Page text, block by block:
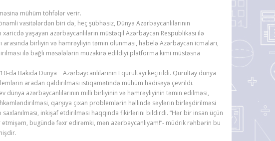
mühüm töhfələr verir.
vasitələrdən biri də, heç şübhəsiz, Dünya Azərbaycanlılarının
yaşayan azərbaycanlıların müstəqil Azərbaycan Respublikası ilə
birliyin və həmrəyliyin təmin olunması, habelə Azərbaycan icmaları,
ilə bağlı məsələlərin müzakirə edildiyi platforma kimi müstəsna
da Bakıda Dünya Azərbaycanlılarının I qurultayı keçirildi. Qurultay dünya
aradan qaldırılması istiqamətində mühüm hadisəyə çevrildi.
azərbaycanlılarının milli birliyinin və həmrəyliyinin təmin edilməsi,
qarşıya çıxan problemlərin həllində səylərin birləşdirilməsi
inkişaf etdirilməsi haqqında fikirlərini bildirdi. “Hər bir insan üçün
bugündə fəxr edirəmki, mən azərbaycanlıyam!”- müdrik rəhbərin bu